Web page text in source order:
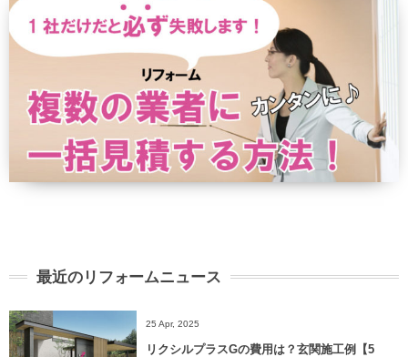
最近のリフォームニュース
25 Apr, 2025
リクシルプラスGの費用は？玄関施工例【5